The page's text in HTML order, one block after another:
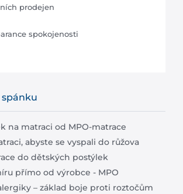
prodejen
spokojenosti
na matraci od MPO-matrace
abyste se vyspali do růžova
do dětských postýlek
přímo od výrobce - MPO
– základ boje proti roztočům